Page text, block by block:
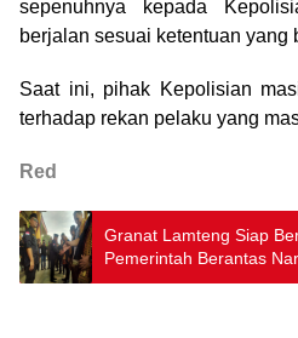
sepenuhnya kepada
berjalan sesuai ketentuan yang
Saat ini, pihak Kepolisian
terhadap rekan pelaku yang
Red
Granat Lamteng Siap
Pemerintah Berantas